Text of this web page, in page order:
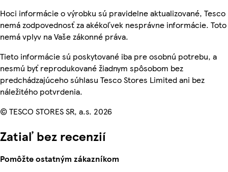
Hoci informácie o výrobku sú pravidelne aktualizované, Tesco
nemá zodpovednosť za akékoľvek nesprávne informácie. Toto
nemá vplyv na Vaše zákonné práva.
Tieto informácie sú poskytované iba pre osobnú potrebu, a
nesmú byť reprodukované žiadnym spôsobom bez
predchádzajúceho súhlasu Tesco Stores Limited ani bez
náležitého potvrdenia.
© TESCO STORES SR, a.s. 2026
Zatiaľ bez recenzií
Pomôžte ostatným zákazníkom